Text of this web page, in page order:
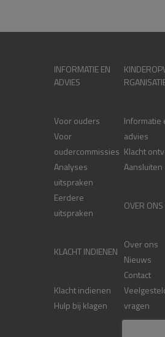
INFORMATIE EN
ADVIES
Voor ouders
Voor
oudercommissies
Analyses
uitspraken
Eerdere
uitspraken
KLACHT INDIENEN
Klacht indienen
Hulp bij klagen
Informatie
advies
Klacht
Aansluiten
OVER ONS
Over ons
Nieuws
Contact
vragen